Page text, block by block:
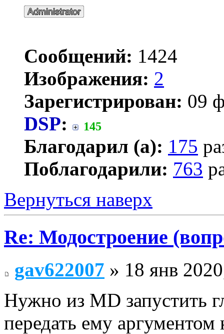
Сообщений: 1424
Изображения: 2
Зарегистрирован: 09
DSP: 145
Благодарил (а): 175
Поблагодарили: 763
Вернуться наверх
Re: Модостроение
gav622007 » 18 янв
Нужно из MD запустить
передать ему